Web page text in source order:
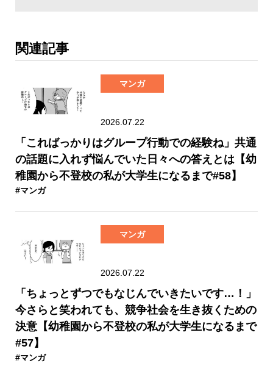
関連記事
マンガ
2026.07.22
「こればっかりはグループ行動での経験ね」共通
の話題に入れず悩んでいた日々への答えとは【幼
稚園から不登校の私が大学生になるまで#58】
#マンガ
マンガ
2026.07.22
「ちょっとずつでもなじんでいきたいです…！」
今さらと笑われても、競争社会を生き抜くための
決意【幼稚園から不登校の私が大学生になるまで
#57】
#マンガ